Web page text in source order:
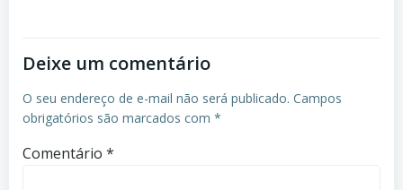
Deixe um comentário
O seu endereço de e-mail não será publicado. Campos
obrigatórios são marcados com *
Comentário *